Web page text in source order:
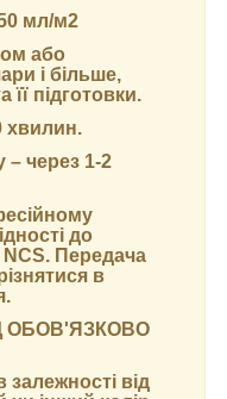
мл/м2
або
і більше,
її підготовки.
хвилин.
– через 1-2
до
NCS. Передача
в
ОБОВ'ЯЗКОВО
залежності від